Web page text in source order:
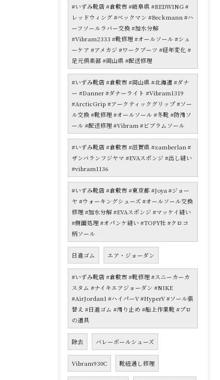
#いずみ靴店 #倉敷市 #岐阜県 #REDWING #
レッドウィング #ベックマン #Beckmann #ハ
ーフソールラバー交換 #加水分解
#Vibram2333 #靴修理 #オールソール #シュ
ーケア #アメカジ #ワークブーツ #経年変化 #
足元倶楽部 #岡山県 #配送修理
#いずみ靴店 #倉敷市 #岡山県 #北海道 #ダナ
ー #Danner #ダナーライト #Vibram1319
#ArcticGrip #アークティックグリップ #ソー
ル交換 #靴修理 #オールソール #冬靴 #防滑ソ
ール #配送修理 #Vibram #ビブラムソール
#いずみ靴店 #倉敷市 #滋賀県 #zamberlan #
ザンバランフジヤマ #EVAスポンジ #出し縫い
#vibram1136
#いずみ靴店 #倉敷市 #東京都 #Joya #ジョー
ヤ #ウォーキングシューズ #オールソール交換
修理 #加水分解 #EVAスポンジ #マッケイ縫い
#側面処理 #オパンケ縫い #TOPY社 #クロコ
柄ソール
日進ゴム エア・ジョーダン
#いずみ靴店 #倉敷市 #靴修理 #スニーカーカ
スタム #ナイキエアジョーダン #NIKE
#AirJordan1 #ハイパーV #HyperV #ソール張
替え #日進ゴム #滑り止め #船上作業靴 #プロ
の道具
除去 バレーボールシューズ
Vibram930C 靴紐通し修理